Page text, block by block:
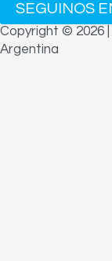
SEGUINOS
Copyright © 2026
Argentina